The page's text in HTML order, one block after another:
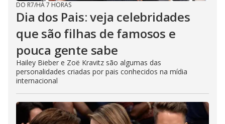
DO R7/HÁ 7 HORAS
Dia dos Pais: veja celebridades
que são filhas de famosos e
pouca gente sabe
Hailey Bieber e Zoë Kravitz são algumas das
personalidades criadas por pais conhecidos na mídia
internacional